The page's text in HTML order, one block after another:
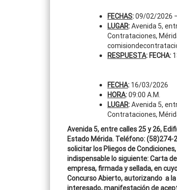
FECHAS:09/02/2026
LUGAR:Avenida 5,
Contrataciones,
RESPUESTA: FECHA:
FECHA: 16/03/2026
HORA:09:00 A.M.
LUGAR:Avenida 5,
Contrataciones,
Avenida 5, entre calles 25 y 26,
Estado Mérida. Teléfono: (58)274-
solicitar los Pliegos de
indispensable lo siguiente: Carta
empresa, firmada y sellada, en
Concurso Abierto, autorizando a
interesado, manifestación de